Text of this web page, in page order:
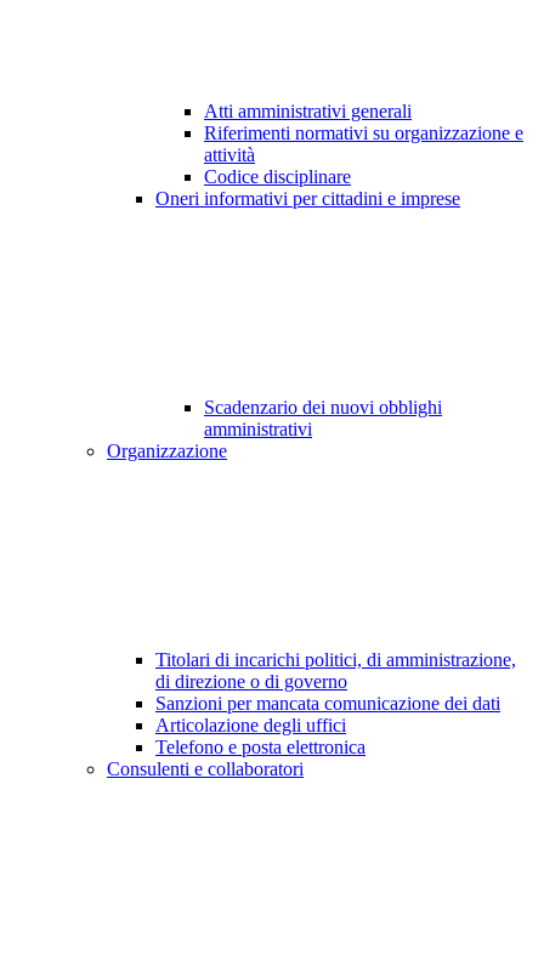
Atti amministrativi generali
Riferimenti normativi su organizzazione e
attività
Codice disciplinare
Oneri informativi per cittadini e imprese
Scadenzario dei nuovi obblighi
amministrativi
Organizzazione
Titolari di incarichi politici, di amministrazione,
di direzione o di governo
Sanzioni per mancata comunicazione dei dati
Articolazione degli uffici
Telefono e posta elettronica
Consulenti e collaboratori